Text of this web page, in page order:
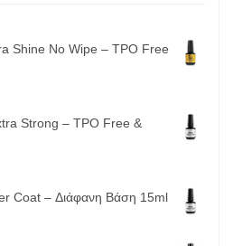
Shine No Wipe – TPO Free
Strong – TPO Free &
Coat – Διάφανη Βάση 15ml